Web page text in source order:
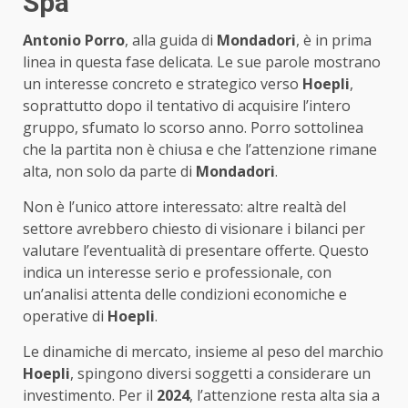
Antonio Porro, alla guida di Mondadori, è in prima
linea in questa fase delicata. Le sue parole mostrano
un interesse concreto e strategico verso Hoepli,
soprattutto dopo il tentativo di acquisire l’intero
gruppo, sfumato lo scorso anno. Porro sottolinea
che la partita non è chiusa e che l’attenzione rimane
alta, non solo da parte di Mondadori.
Non è l’unico attore interessato: altre realtà del
settore avrebbero chiesto di visionare i bilanci per
valutare l’eventualità di presentare offerte. Questo
indica un interesse serio e professionale, con
un’analisi attenta delle condizioni economiche e
operative di Hoepli.
Le dinamiche di mercato, insieme al peso del marchio
Hoepli, spingono diversi soggetti a considerare un
investimento. Per il 2024, l’attenzione resta alta sia a